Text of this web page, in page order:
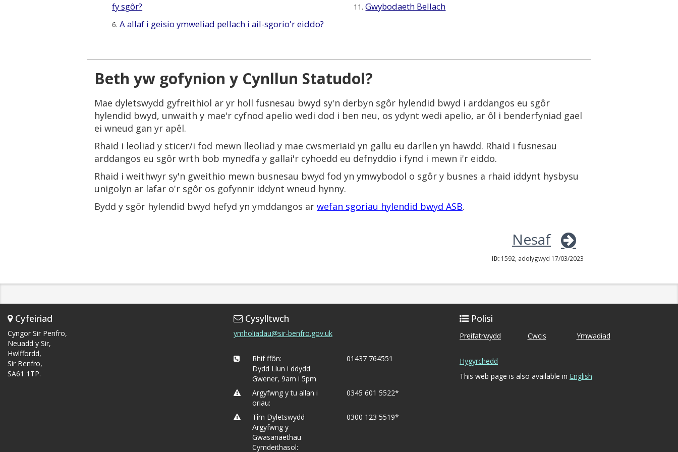
fy sgôr?
6.A allaf i geisio ymweliad pellach i ail-sgorio'r eiddo?
11.Gwybodaeth Bellach
Beth yw gofynion y Cynllun Statudol?
Mae dyletswydd gyfreithiol ar yr holl fusnesau bwyd sy'n derbyn sgôr hylendid bwyd i arddangos eu sgôr
hylendid bwyd, unwaith y mae'r cyfnod apelio wedi dod i ben neu, os ydynt wedi apelio, ar ôl i benderfyniad gael
ei wneud gan yr apêl.
Rhaid i leoliad y sticer/i fod mewn lleoliad y mae cwsmeriaid yn gallu eu darllen yn hawdd. Rhaid i fusnesau
arddangos eu sgôr wrth bob mynedfa y gallai'r cyhoedd eu defnyddio i fynd i mewn i'r eiddo.
Rhaid i weithwyr sy'n gweithio mewn busnesau bwyd fod yn ymwybodol o sgôr y busnes a rhaid iddynt hysbysu
unigolyn ar lafar o'r sgôr os gofynnir iddynt wneud hynny.
Bydd y sgôr hylendid bwyd hefyd yn ymddangos ar wefan sgoriau hylendid bwyd ASB.
Nesaf
ID: 1592, adolygwyd 17/03/2023
Cyfeiriad
Cyngor Sir Penfro,
Neuadd y Sir,
Hwlffordd,
Sir Benfro,
SA61 1TP.
Cysylltwch
ymholiadau@sir-benfro.gov.uk
Rhif ffôn:
Dydd Llun i ddydd
Gwener, 9am i 5pm
01437 764551
Argyfwng y tu allan i
oriau:
0345 601 5522*
Tîm Dyletswydd
Argyfwng y
Gwasanaethau
Cymdeithasol:
0300 123 5519*
Polisi
Preifatrwydd Cwcis Ymwadiad
Hygyrchedd
This web page is also available in English